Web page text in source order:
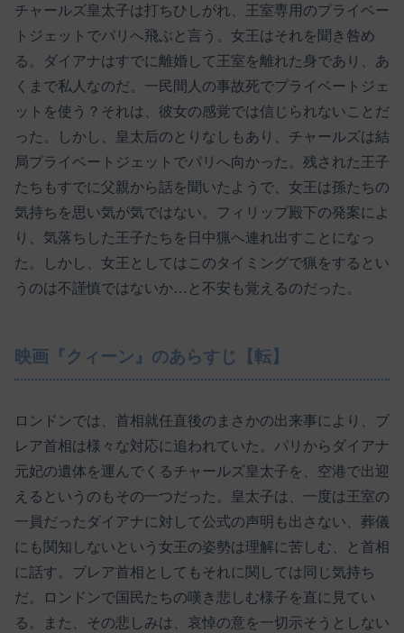
チャールズ皇太子は打ちひしがれ、王室専用のプライベー
トジェットでパリへ飛ぶと言う。女王はそれを聞き咎め
る。ダイアナはすでに離婚して王室を離れた身であり、あ
くまで私人なのだ。一民間人の事故死でプライベートジェ
ットを使う？それは、彼女の感覚では信じられないことだ
った。しかし、皇太后のとりなしもあり、チャールズは結
局プライベートジェットでパリへ向かった。残された王子
たちもすでに父親から話を聞いたようで、女王は孫たちの
気持ちを思い気が気ではない。フィリップ殿下の発案によ
り、気落ちした王子たちを日中猟へ連れ出すことになっ
た。しかし、女王としてはこのタイミングで猟をするとい
うのは不謹慎ではないか…と不安も覚えるのだった。
映画『クィーン』のあらすじ【転】
ロンドンでは、首相就任直後のまさかの出来事により、ブ
レア首相は様々な対応に追われていた。パリからダイアナ
元妃の遺体を運んでくるチャールズ皇太子を、空港で出迎
えるというのもその一つだった。皇太子は、一度は王室の
一員だったダイアナに対して公式の声明も出さない、葬儀
にも関知しないという女王の姿勢は理解に苦しむ、と首相
に話す。ブレア首相としてもそれに関しては同じ気持ち
だ。ロンドンで国民たちの嘆き悲しむ様子を直に見てい
る。また、その悲しみは、哀悼の意を一切示そうとしない